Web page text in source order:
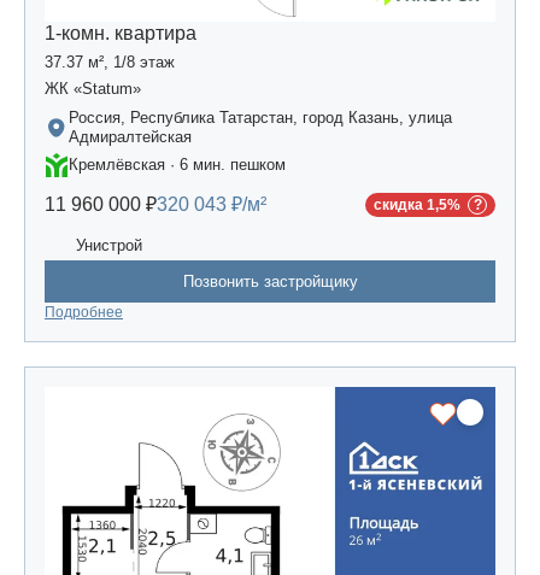
1-комн. квартира
37.37 м², 1/8 этаж
ЖК «Statum»
Россия, Республика Татарстан, город Казань, улица
Адмиралтейская
Кремлёвская · 6 мин. пешком
11 960 000 ₽320 043 ₽/м² скидка 1,5%
Унистрой
Позвонить застройщику
Подробнее